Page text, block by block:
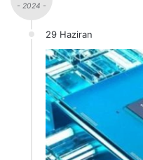
- 2024 -
29 Haziran